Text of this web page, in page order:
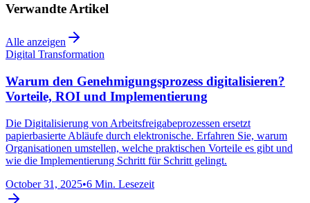
Verwandte Artikel
Alle anzeigen
Digital Transformation
Warum den Genehmigungsprozess digitalisieren?
Vorteile, ROI und Implementierung
Die Digitalisierung von Arbeitsfreigabeprozessen ersetzt
papierbasierte Abläufe durch elektronische. Erfahren Sie, warum
Organisationen umstellen, welche praktischen Vorteile es gibt und
wie die Implementierung Schritt für Schritt gelingt.
October 31, 2025•6 Min. Lesezeit